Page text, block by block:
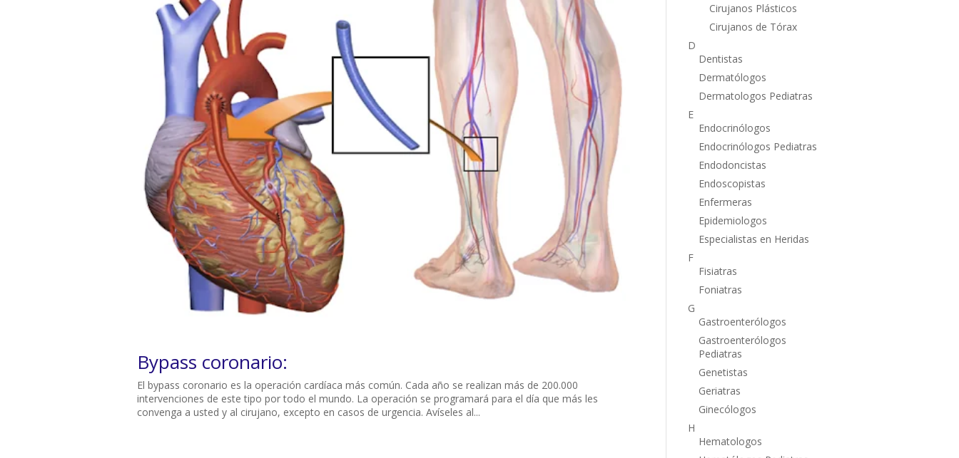
Bypass coronario:
El bypass coronario es la operación cardíaca más común. Cada año se realizan más de 200.000
intervenciones de este tipo por todo el mundo. La operación se programará para el día que más les
convenga a usted y al cirujano, excepto en casos de urgencia. Avíseles al...
Cirujanos Plásticos
Cirujanos de Tórax
D
Dentistas
Dermatólogos
Dermatologos Pediatras
E
Endocrinólogos
Endocrinólogos Pediatras
Endodoncistas
Endoscopistas
Enfermeras
Epidemiologos
Especialistas en Heridas
F
Fisiatras
Foniatras
G
Gastroenterólogos
Gastroenterólogos
Pediatras
Genetistas
Geriatras
Ginecólogos
H
Hematologos